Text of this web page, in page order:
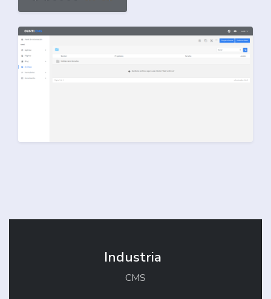
Industria
CMS